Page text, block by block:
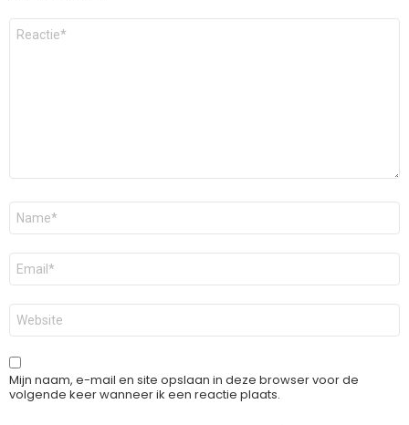
Reactie
Naam
E-
mail
*
Site
Mijn naam, e-mail en site opslaan in deze browser voor de
volgende keer wanneer ik een reactie plaats.